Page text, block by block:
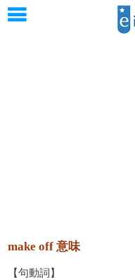
make off 意味
【句動詞】